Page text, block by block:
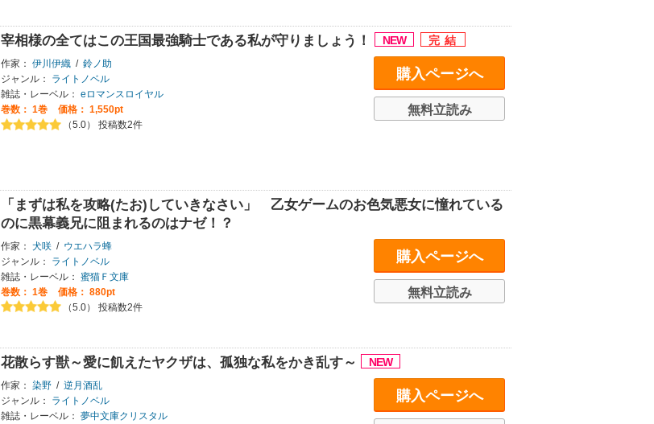
宰相様の全てはこの王国最強騎士である私が守りましょう！
作家： 伊川伊織 / 鈴ノ助
ジャンル：
ライトノベル
雑誌・レーベル： eロマンスロイヤル
巻数： 1巻
価格： 1,550pt
（5.0） 投稿数2件
購入ページへ
無料立読み
「まずは私を攻略(たお)していきなさい」 乙女ゲームのお色気悪女に憧れている
のに黒幕義兄に阻まれるのはナゼ！？
作家： 犬咲 / ウエハラ蜂
ジャンル：
ライトノベル
雑誌・レーベル： 蜜猫Ｆ文庫
巻数： 1巻
価格： 880pt
（5.0） 投稿数2件
購入ページへ
無料立読み
花散らす獣～愛に飢えたヤクザは、孤独な私をかき乱す～
作家： 染野 / 逆月酒乱
ジャンル：
ライトノベル
雑誌・レーベル： 夢中文庫クリスタル
購入ページへ